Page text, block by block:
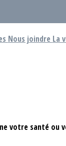
Nous joindre La
votre santé ou